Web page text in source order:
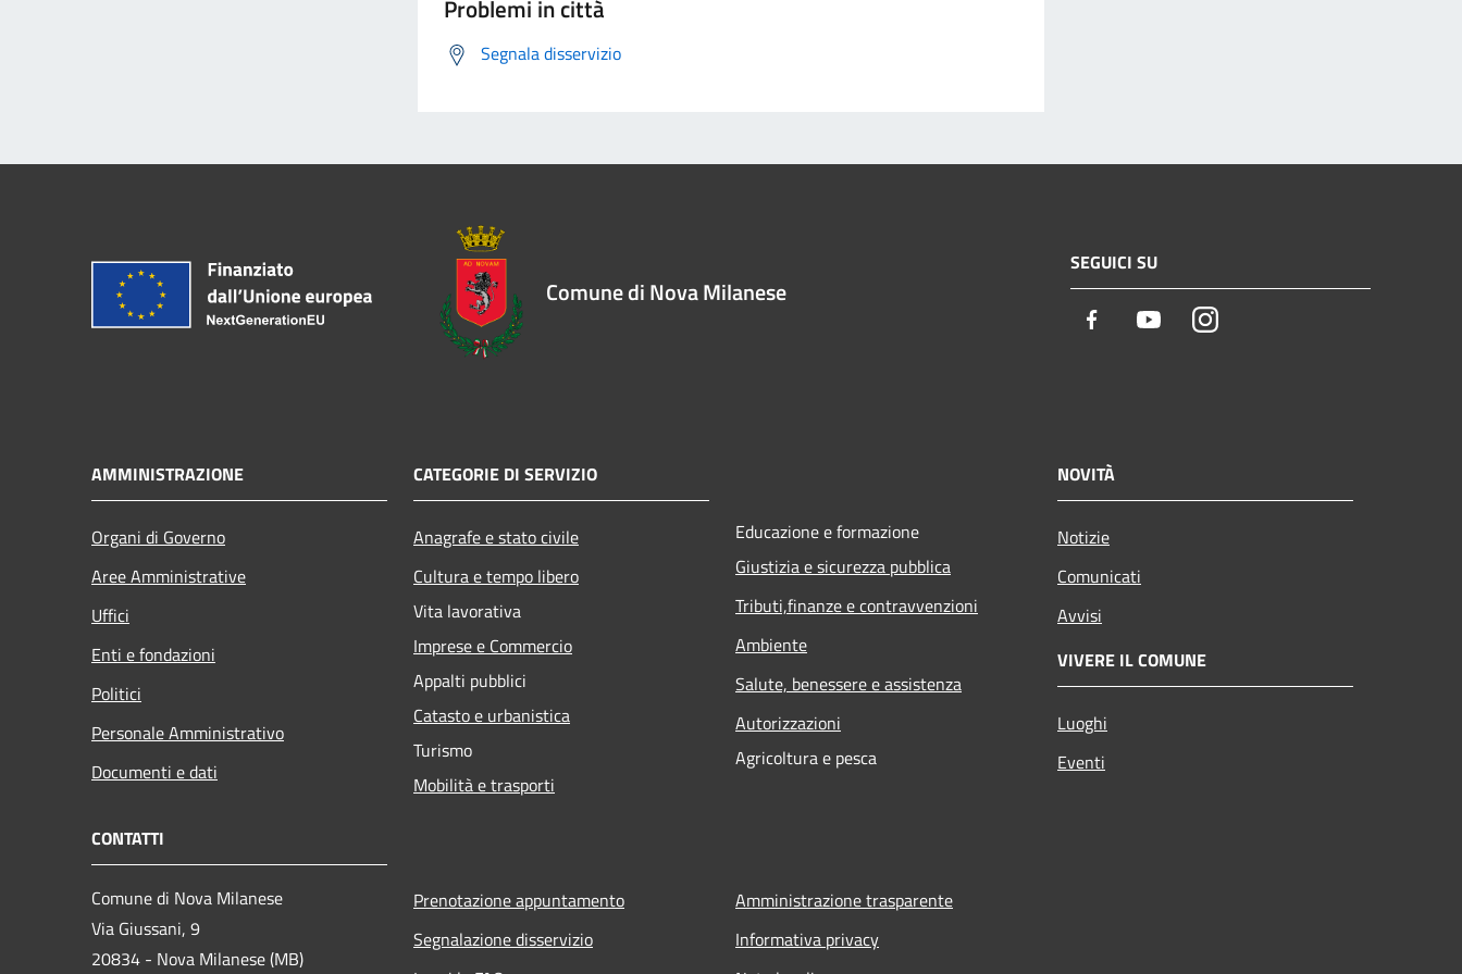
Problemi in città
Segnala disservizio
Comune di Nova Milanese
SEGUICI SU
Facebook YoutubeInstagram
AMMINISTRAZIONE
Organi di Governo
Aree Amministrative
Uffici
Enti e fondazioni
Politici
Personale Amministrativo
Documenti e dati
CATEGORIE DI SERVIZIO
Anagrafe e stato civile
Cultura e tempo libero
Vita lavorativa
Imprese e Commercio
Appalti pubblici
Catasto e urbanistica
Turismo
Mobilità e trasporti
Educazione e formazione
Giustizia e sicurezza pubblica
Tributi,finanze e contravvenzioni
Ambiente
Salute, benessere e assistenza
Autorizzazioni
Agricoltura e pesca
NOVITÀ
Notizie
Comunicati
Avvisi
VIVERE IL COMUNE
Luoghi
Eventi
CONTATTI
Comune di Nova Milanese
Via Giussani, 9
20834 - Nova Milanese (MB)
Prenotazione appuntamento
Segnalazione disservizio
Amministrazione trasparente
Informativa privacy